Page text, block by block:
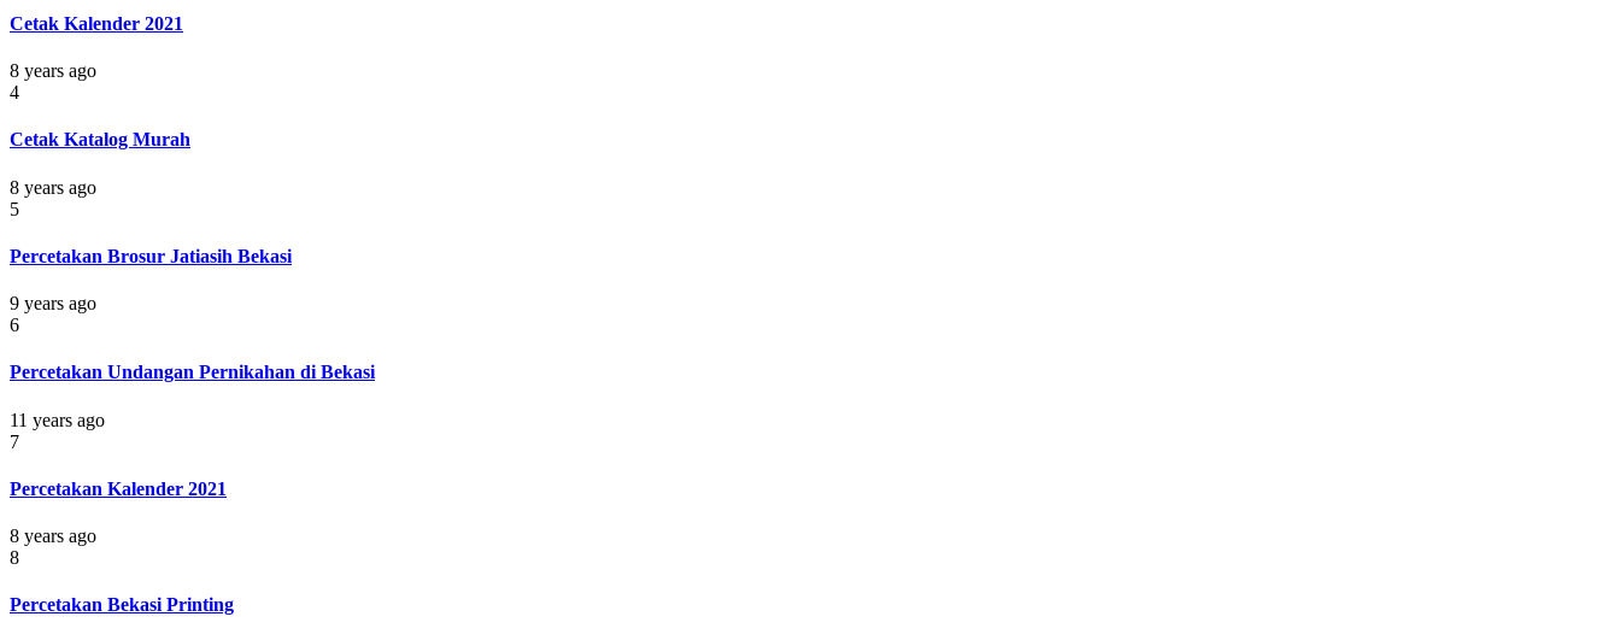
Cetak Kalender 2021
8 years ago
4
Cetak Katalog Murah
8 years ago
5
Percetakan Brosur Jatiasih Bekasi
9 years ago
6
Percetakan Undangan Pernikahan di Bekasi
11 years ago
7
Percetakan Kalender 2021
8 years ago
8
Percetakan Bekasi Printing